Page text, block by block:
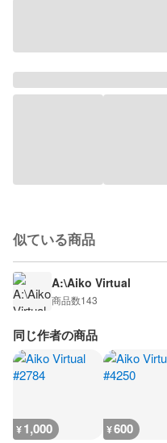
似ている商品
A:\Aiko Virtual
商品数143
同じ作者の商品
¥1,000 ¥600